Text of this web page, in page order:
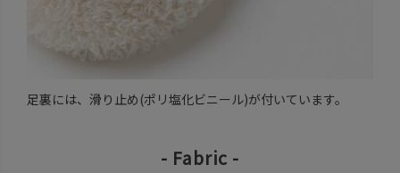
足裏には、滑り止め(ポリ塩化ビニール)が付いています。
- Fabric -